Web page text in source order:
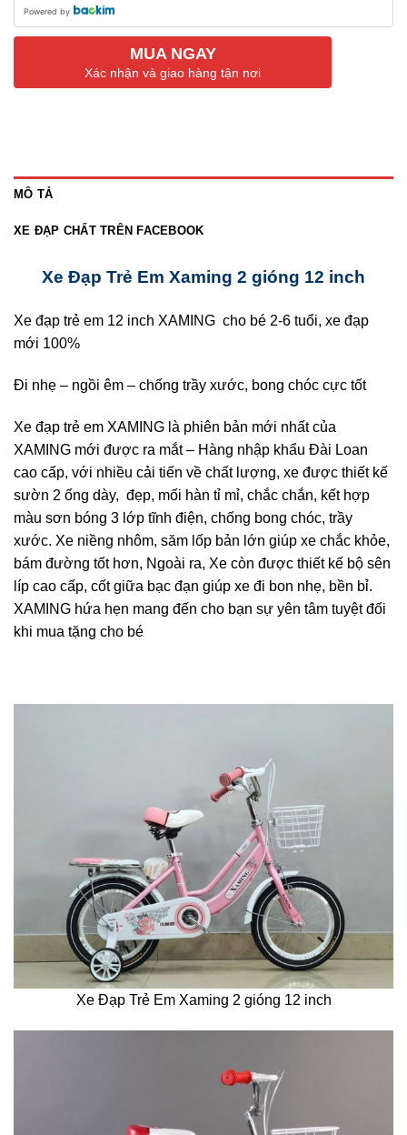
Powered by
MUA NGAY
Xác nhận và giao hàng tận nơi
MÔ TẢ
XE ĐẠP CHẤT TRÊN FACEBOOK
Xe Đạp Trẻ Em Xaming 2 gióng 12 inch
Xe đạp trẻ em 12 inch XAMING cho bé 2-6 tuổi, xe đạp
mới 100%
Đi nhẹ – ngồi êm – chống trầy xước, bong chóc cực tốt
Xe đạp trẻ em XAMING là phiên bản mới nhất của
XAMING mới được ra mắt – Hàng nhập khẩu Đài Loan
cao cấp, với nhiều cải tiến về chất lượng, xe được thiết kế
sườn 2 ống dày, đẹp, mối hàn tỉ mỉ, chắc chắn, kết hợp
màu sơn bóng 3 lớp tĩnh điện, chống bong chóc, trầy
xước. Xe niềng nhôm, săm lốp bản lớn giúp xe chắc khỏe,
bám đường tốt hơn, Ngoài ra, Xe còn được thiết kế bộ sên
líp cao cấp, cốt giữa bạc đạn giúp xe đi bon nhẹ, bền bỉ.
XAMING hứa hẹn mang đến cho bạn sự yên tâm tuyệt đối
khi mua tặng cho bé
Xe Đạp Trẻ Em Xaming 2 gióng 12 inch